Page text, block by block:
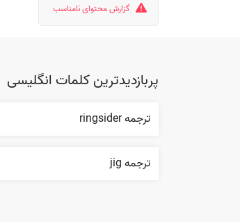
گزارش محتوای نامناسب
پربازدیدترین کلمات انگلیسی
ترجمه ringsider
ترجمه jig